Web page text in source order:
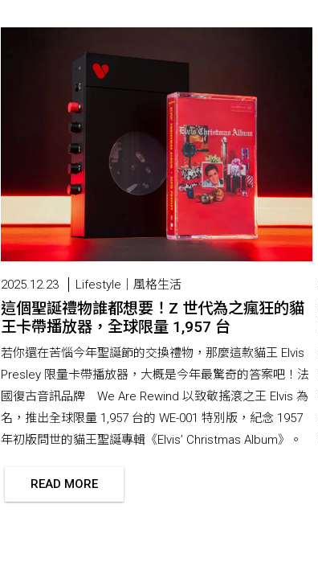
2025.12.23 Lifestyle｜風格生活
這個聖誕禮物誰都想要！Z 世代為之瘋狂的貓
王卡帶播放器，全球限量 1,957 台
若你還在苦惱今年聖誕節的交換禮物，那麼這款貓王 Elvis
Presley 限量卡帶播放器，大概是今年最驚奇的答案吧！法
國復古音訊品牌 We Are Rewind 以致敬搖滾之王 Elvis 為
名，推出全球限量 1,957 台的 WE-001 特別版，紀念 1957
年初版問世的貓王聖誕專輯《Elvis’ Christmas Album》。
READ MORE